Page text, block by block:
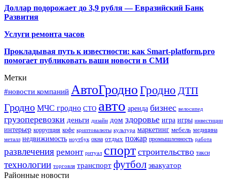
Доллар подорожает до 3,9 рубля — Евразийский Банк
Развития
Услуги ремонта часов
Прокладывая путь к известности: как Smart-platform.pro
помогает публиковать ваши новости в СМИ
Метки
#новости компаний АвтоГродноГродно ДТП
Гродно МЧС гродно СТО авто аренда бизнес велосипед
грузоперевозки деньги дизайн дом здоровье игра игры инвестиции
интерьер коррупция кофе криптовалюты культура маркетинг мебель медицина
металл недвижимость ноутбук окна отдых пожар промышленность работа
развлечения ремонт ритуал спорт строительство такси
технологии торговля транспорт футбол эвакуатор
Районные новости